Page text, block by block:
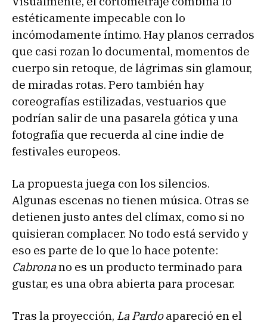
estéticamente impecable con lo
incómodamente íntimo. Hay planos cerrados
que casi rozan lo documental, momentos de
cuerpo sin retoque, de lágrimas sin glamour,
de miradas rotas. Pero también hay
coreografías estilizadas, vestuarios que
podrían salir de una pasarela gótica y una
fotografía que recuerda al cine indie de
festivales europeos.
La propuesta juega con los silencios.
Algunas escenas no tienen música. Otras se
detienen justo antes del clímax, como si no
quisieran complacer. No todo está servido y
eso es parte de lo que lo hace potente:
Cabronano es un producto terminado para
gustar, es una obra abierta para procesar.
Tras la proyección, La Pardoapareció en el